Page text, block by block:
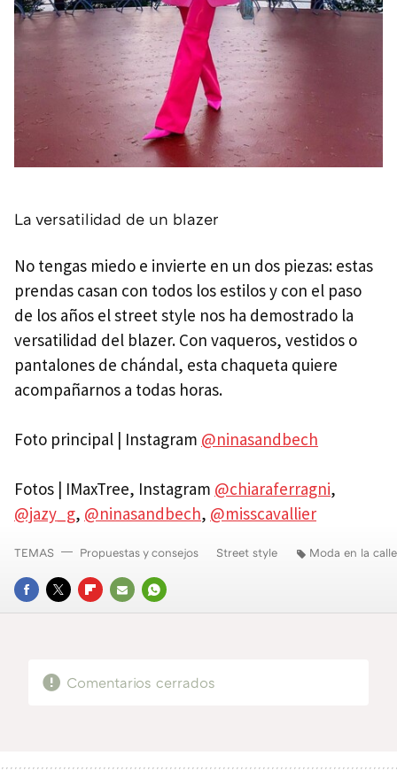
La versatilidad de un blazer
No tengas miedo e invierte en un dos piezas: estas
prendas casan con todos los estilos y con el paso
de los años el street style nos ha demostrado la
versatilidad del blazer. Con vaqueros, vestidos o
pantalones de chándal, esta chaqueta quiere
acompañarnos a todas horas.
Foto principal | Instagram @ninasandbech
Fotos | IMaxTree, Instagram @chiaraferragni,
@jazy_g, @ninasandbech, @misscavallier
FACEBOOK
TWITTERFLIPBOARD
E-
WHATSAPP
TEMAS Propuestas y consejos Street style Moda en la calle
Comentarios cerrados